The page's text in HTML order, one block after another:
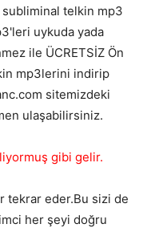
subliminal telkin mp3
uykuda yada
ile ÜCRETSİZ Ön
mp3lerini indirip
sitemizdeki
ulaşabilirsiniz.
gibi gelir.
tekrar eder.Bu sizi de
her şeyi doğru